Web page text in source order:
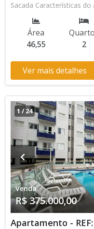
Sacada Características
Piscina, Salão de Jogos,
Financiamento Bancário
Os valores e
aviso. Favor verificar
Área
46,55
2
Ver mais detalhes
1 /24
Venda
R$ 375.000,00
Apartamento -